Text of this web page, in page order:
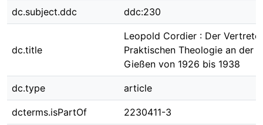
dc.subject.ddc ddc:230
dc.title
Leopold Cordier : Der
Praktischen Theologie an der
Gießen von 1926 bis 1938
dc.type article
dcterms.isPartOf 2230411-3